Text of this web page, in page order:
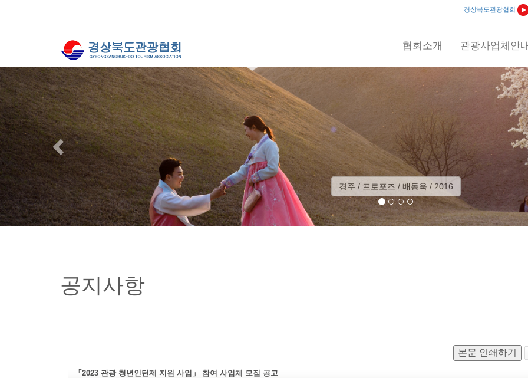
경상북도관광협회
협회소개 관광사업체안내
예천 / 회룡포 일
Previous
공지사항
본문 인쇄하기
「2023 관광 청년인턴제 지원 사업」 참여 사업체 모집 공고